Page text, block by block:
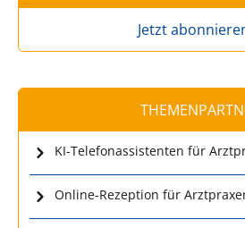
Jetzt
KI-Telefonassistenten für
Online-Rezeption für